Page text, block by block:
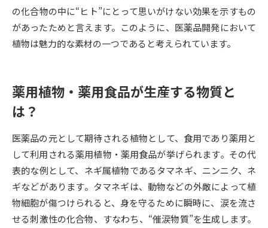
新増設大学・学部・学科特集
国際・グローバルに強い大学特
集
データサイエンス特集 奨学金・特待生制度特集
新学年スタート号特集ページ
（高3生用）
SELFBRAND特集ページ
オープンキャンパスなどを調べる
オープンキャンパス検索 実施プログラムから探す
の化合物の中に“ヒト”にとって思いがけない効果を示すもの
があったためと言えます。このように、医薬品開発において
植物は魅力的な素材の一つであると考えられています。
薬用植物・薬用食品が生産する物質と
は？
医薬品の元として期待される植物として、食用であり薬用と
して利用される薬用植物・薬用食品が挙げられます。その代
表的な例として、ネギ属植物であるタマネギ、ニンニク、ネ
ギなどがあります。タマネギは、動物などの外敵によって植
物細胞が傷つけられると、身を守るために瞬時に、涙を流さ
せる刺激性の化合物、すなわち、“催涙物質”を生成します。